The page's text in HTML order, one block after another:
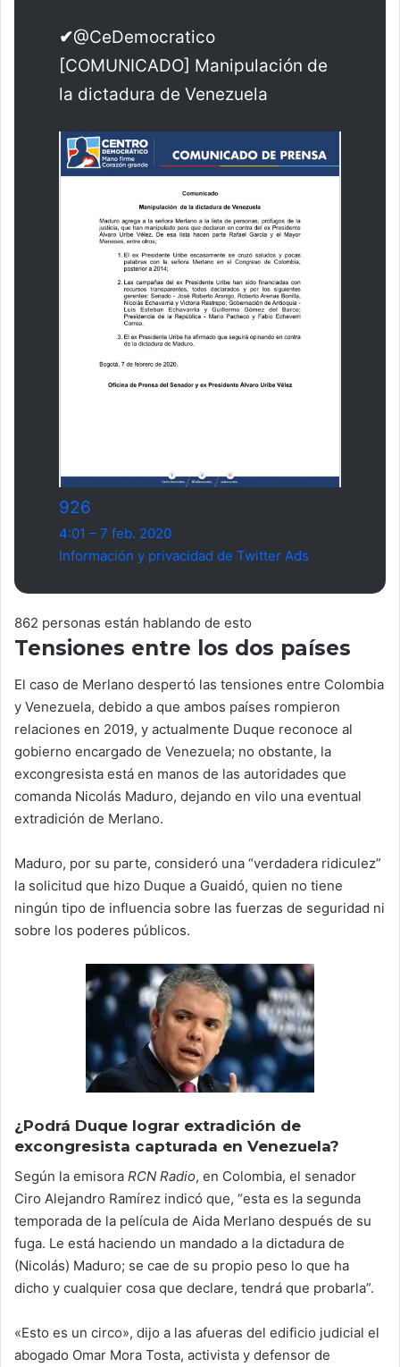
✔@CeDemocratico
[COMUNICADO] Manipulación de
la dictadura de Venezuela
926
4:01 – 7 feb. 2020
Información y privacidad de Twitter Ads
862 personas están hablando de esto
Tensiones entre los dos países
El caso de Merlano despertó las tensiones entre Colombia
y Venezuela, debido a que ambos países rompieron
relaciones en 2019, y actualmente Duque reconoce al
gobierno encargado de Venezuela; no obstante, la
excongresista está en manos de las autoridades que
comanda Nicolás Maduro, dejando en vilo una eventual
extradición de Merlano.
Maduro, por su parte, consideró una “verdadera ridiculez”
la solicitud que hizo Duque a Guaidó, quien no tiene
ningún tipo de influencia sobre las fuerzas de seguridad ni
sobre los poderes públicos.
¿Podrá Duque lograr extradición de
excongresista capturada en Venezuela?
Según la emisora RCN Radio, en Colombia, el senador
Ciro Alejandro Ramírez indicó que, “esta es la segunda
temporada de la película de Aida Merlano después de su
fuga. Le está haciendo un mandado a la dictadura de
(Nicolás) Maduro; se cae de su propio peso lo que ha
dicho y cualquier cosa que declare, tendrá que probarla”.
«Esto es un circo», dijo a las afueras del edificio judicial el
abogado Omar Mora Tosta, activista y defensor de